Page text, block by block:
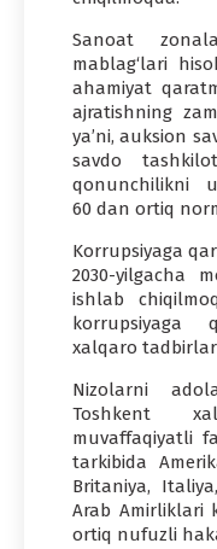
Sanoat
mablag‘lari
ahamiyat
ajratishning
ya’ni, auksion
savdo
qonunchilikni
60 dan ortiq
Korrupsiyaga
2030-yilgacha
ishlab
korrupsiyaga
xalqaro
Nizolarni
Toshkent
muvaffaqiyatli
tarkibida
Britaniya,
Arab Amirliklari
ortiq nufuzli